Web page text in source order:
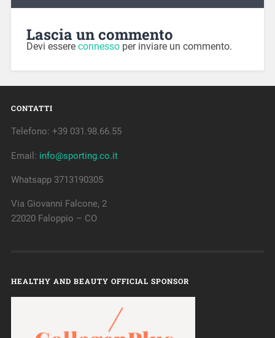
Lascia un commento
Devi essere connessoper inviare un commento.
CONTATTI
Telefono: +39 031.98.66.55
Email: info@sporting.co.it
Whatsapp 3713190305
Via Giovanni Falcone, 2
22020 Faloppio – CO
HEALTHY AND BEAUTY OFFICIAL SPONSOR